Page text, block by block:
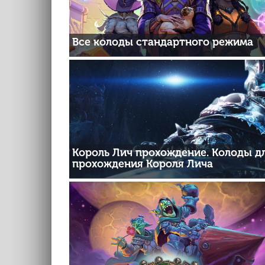
Все колоды стандартного режима
Король Лич прохождение. Колоды
прохождения Короля Лича